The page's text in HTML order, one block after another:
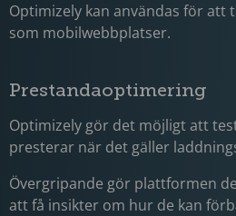
Optimizely kan användas för
som mobilwebbplatser.
Prestandaoptimering
Optimizely gör det möjligt att
presterar när det gäller
Övergripande gör plattformen
att få insikter om hur de kan